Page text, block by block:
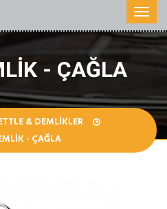
- ÇAĞLA
& DEMLIKLER
- ÇAĞLA